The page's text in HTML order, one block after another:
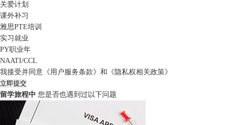
关爱计划
课外补习
雅思PTE培训
实习就业
PY职业年
NAATI/CCL
我接受并同意 《用户服务条款》 和
《隐私权相关政策》
立即提交
留学旅程中 您是否也遇到过以下问题